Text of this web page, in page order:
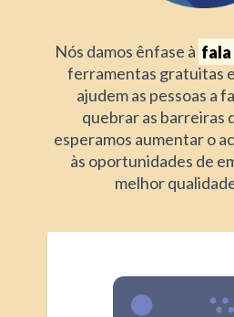
Nós damos ênfase à fala
ferramentas gratuitas
ajudem as pessoas a
quebrar as barreiras
esperamos aumentar o
às oportunidades de
melhor